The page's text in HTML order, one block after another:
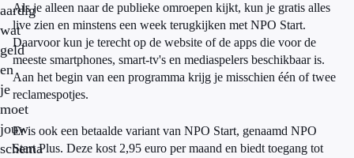
aardig
wat
geld
en
je
moet
jouw
schema
Als je alleen naar de publieke omroepen kijkt, kun je gratis alles
live zien en minstens een week terugkijken met NPO Start.
Daarvoor kun je terecht op de website of de apps die voor de
meeste smartphones, smart-tv's en mediaspelers beschikbaar is.
Aan het begin van een programma krijg je misschien één of twee
reclamespotjes.
Er is ook een betaalde variant van NPO Start, genaamd NPO
Start Plus. Deze kost 2,95 euro per maand en biedt toegang tot